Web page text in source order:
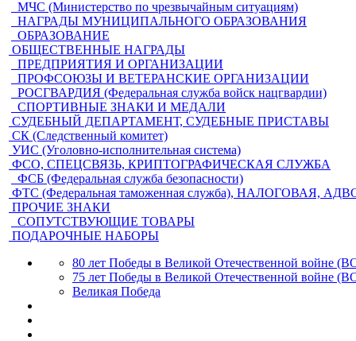
МЧС (Министерство по чрезвычайным ситуациям)
НАГРАДЫ МУНИЦИПАЛЬНОГО ОБРАЗОВАНИЯ
ОБРАЗОВАНИЕ
ОБЩЕСТВЕННЫЕ НАГРАДЫ
ПРЕДПРИЯТИЯ И ОРГАНИЗАЦИИ
ПРОФСОЮЗЫ И ВЕТЕРАНСКИЕ ОРГАНИЗАЦИИ
РОСГВАРДИЯ (Федеральная служба войск нацгвардии)
СПОРТИВНЫЕ ЗНАКИ И МЕДАЛИ
СУДЕБНЫЙ ДЕПАРТАМЕНТ, СУДЕБНЫЕ ПРИСТАВЫ
СК (Следственный комитет)
УИС (Уголовно-исполнительная система)
ФСО, СПЕЦСВЯЗЬ, КРИПТОГРАФИЧЕСКАЯ СЛУЖБА
ФСБ (Федеральная служба безопасности)
ФТС (Федеральная таможенная служба), НАЛОГОВАЯ,
ПРОЧИЕ ЗНАКИ
СОПУТСТВУЮЩИЕ ТОВАРЫ
ПОДАРОЧНЫЕ НАБОРЫ
80 лет Победы в Великой Отечественной войне
75 лет Победы в Великой Отечественной войне
Великая Победа